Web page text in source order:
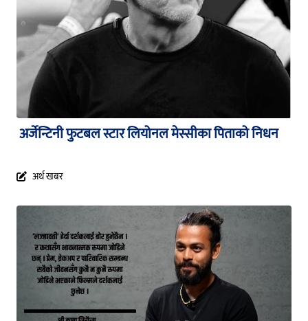
अर्जेन्टिनी फुटबल स्टार लियोनल मेस्सीका पिताको निधन
अर्थ खबर